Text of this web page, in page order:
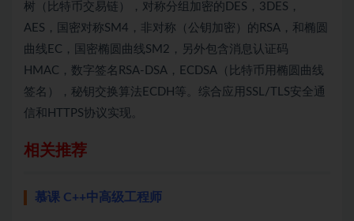
树（比特币交易链），对称分组加密的DES，3DES，
AES，国密对称SM4，非对称（公钥加密）的RSA，和椭圆
曲线EC，国密椭圆曲线SM2，另外包含消息认证码
HMAC，数字签名RSA-DSA，ECDSA（比特币用椭圆曲线
签名），秘钥交换算法ECDH等。综合应用SSL/TLS安全通
信和HTTPS协议实现。
相关推荐
慕课 C++中高级工程师